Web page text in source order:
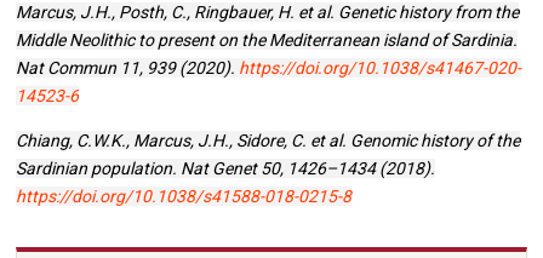
Marcus, J.H., Posth, C., Ringbauer, H. et al. Genetic history from the
Middle Neolithic to present on the Mediterranean island of Sardinia.
Nat Commun 11, 939 (2020). https://doi.org/10.1038/s41467-020-
14523-6
Chiang, C.W.K., Marcus, J.H., Sidore, C. et al. Genomic history of the
Sardinian population. Nat Genet 50, 1426–1434 (2018).
https://doi.org/10.1038/s41588-018-0215-8